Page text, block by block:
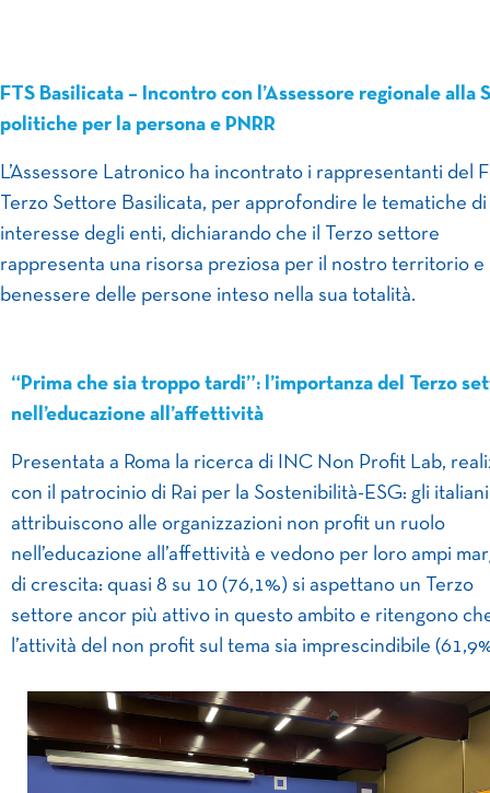
FTS Basilicata – Incontro con l’Assessore regionale alla
politiche per la persona e PNRR
L’Assessore Latronico ha incontrato i rappresentanti del
Terzo Settore Basilicata, per approfondire le tematiche di
interesse degli enti, dichiarando che il Terzo settore
rappresenta una risorsa preziosa per il nostro territorio e
benessere delle persone inteso nella sua totalità.
“Prima che sia troppo tardi”: l’importanza del Terzo
nell’educazione all’affettività
Presentata a Roma la ricerca di INC Non Profit Lab,
con il patrocinio di Rai per la Sostenibilità-ESG: gli italiani
attribuiscono alle organizzazioni non profit un ruolo
nell’educazione all’affettività e vedono per loro ampi
di crescita: quasi 8 su 10 (76,1%) si aspettano un Terzo
settore ancor più attivo in questo ambito e ritengono
l’attività del non profit sul tema sia imprescindibile